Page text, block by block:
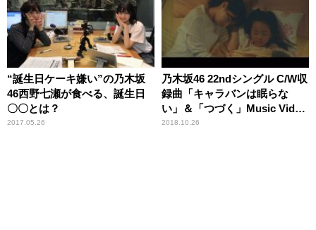
“誕生日ケーキ嫌い”の乃木坂
46西野七瀬が食べる、誕生日
〇〇とは？
2017.05.26
乃木坂46 22ndシングル C/W収
録曲「キャラバンは眠らな
い」＆「つづく」Music Video
が2曲同時に公開
2018.10.26